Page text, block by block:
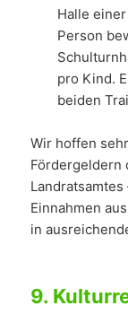
Halle
Person
pro Kind.
beiden
Wir hoffen
Fördergeldern
Einnahmen
in
9.